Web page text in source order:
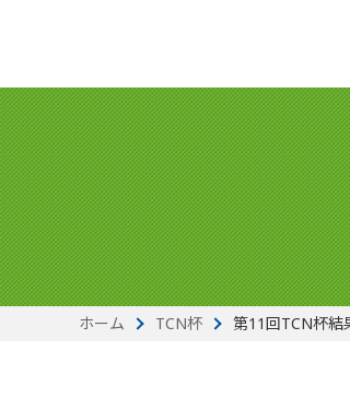
ホーム TCN杯 第11回TCN杯結